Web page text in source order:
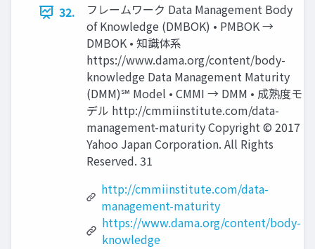
32.
フレームワーク Data Management Body
of Knowledge (DMBOK) • PMBOK →
DMBOK • 知識体系
https://www.dama.org/content/body-
knowledge Data Management Maturity
(DMM)℠ Model • CMMI → DMM • 成熟度モ
デル http://cmmiinstitute.com/data-
management-maturity Copyright © 2017
Yahoo Japan Corporation. All Rights
Reserved. 31
http://cmmiinstitute.com/data-
management-maturity
https://www.dama.org/content/body-
knowledge